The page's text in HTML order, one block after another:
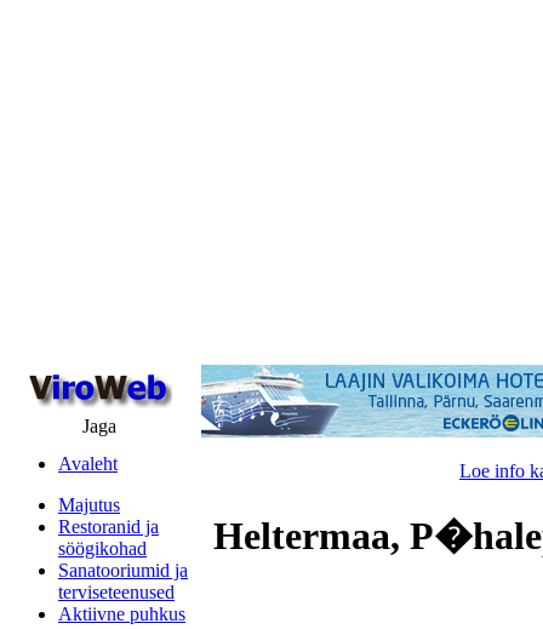
Jaga
Avaleht
Majutus
Restoranid ja
söögikohad
Sanatooriumid ja
terviseteenused
Aktiivne puhkus
Loe info
Heltermaa,